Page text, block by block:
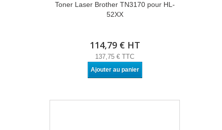
Toner Laser Brother TN3170 pour HL-
52XX
114,79 € HT
137,75 € TTC
Ajouter au panier